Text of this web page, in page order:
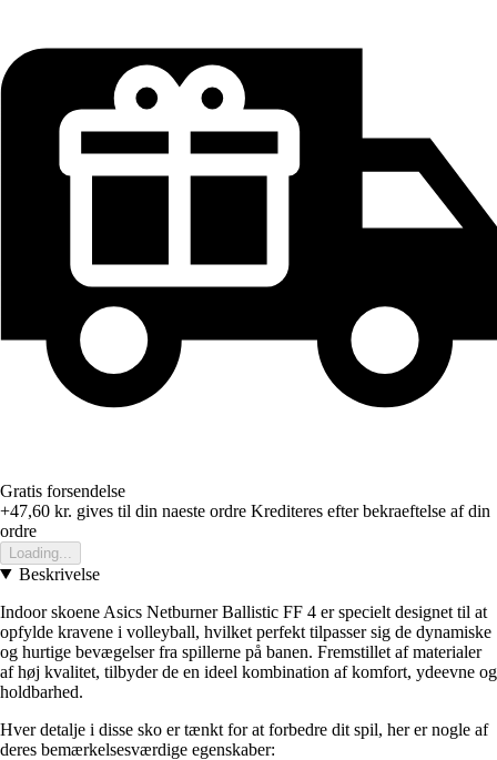
Gratis forsendelse
+47,60 kr. gives til din naeste ordre Krediteres efter bekraeftelse af din
ordre
Loading...
Beskrivelse
Indoor skoene Asics Netburner Ballistic FF 4 er specielt designet til at
opfylde kravene i volleyball, hvilket perfekt tilpasser sig de dynamiske
og hurtige bevægelser fra spillerne på banen. Fremstillet af materialer
af høj kvalitet, tilbyder de en ideel kombination af komfort, ydeevne og
holdbarhed.
Hver detalje i disse sko er tænkt for at forbedre dit spil, her er nogle af
deres bemærkelsesværdige egenskaber: